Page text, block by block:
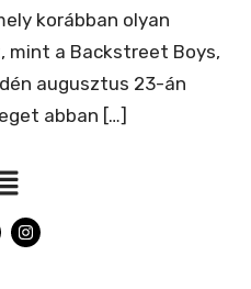
korábban olyan
a Backstreet Boys,
augusztus 23-án
abban […]